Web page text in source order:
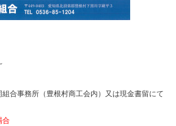
合事務所（豊根村商工会内）又は現金書留にて
合